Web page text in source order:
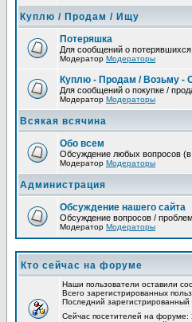
Куплю / Продам / Ищу
Потеряшка
Для сообщений о
Модератор Модераторы
Куплю - Продам / Возьму -
Для сообщений о покупке /
Модератор Модераторы
Всякая всячина
Обо всем
Обсуждение любых вопросов (в
Модератор Модераторы
Администрация
Обсуждение нашего сайта
Обсуждение вопросов /
Модератор Модераторы
Кто сейчас на форуме
Наши пользователи оставили
Всего зарегистрированных
Последний зарегистрированный
Сейчас посетителей на форуме: